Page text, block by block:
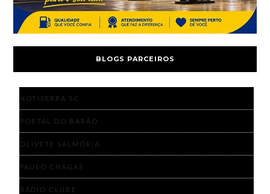
BLOGS PARCEIROS
NOTISERRA SC
PORTAL DO BARÃO
OLIVETE SALMÓRIA
PAULO CHAGAS
RÁDIO CLUBE